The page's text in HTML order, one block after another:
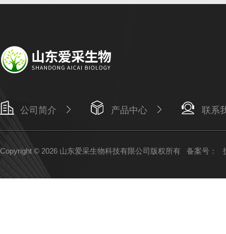
公司简介 产品中心 联系
Copyright © 2026 山东爱采生物科技有限公司版权所有 备案号：